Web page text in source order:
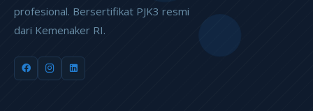
profesional. Bersertifikat PJK3 resmi
dari Kemenaker RI.